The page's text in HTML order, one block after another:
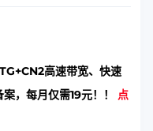
高速带宽、快速
，每月仅需19元！！ 点